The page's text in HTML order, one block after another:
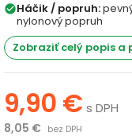
check_circleHáčik / popruh:
nylonový popruh
Zobraziť celý popis
9,90 € s DPH
8,05 € bez DPH